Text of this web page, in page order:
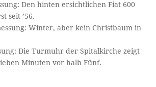
Den hinten ersichtlichen Fiat 600
seit ’56.
Winter, aber kein Christbaum in
Die Turmuhr der Spitalkirche zeigt
Minuten vor halb Fünf.